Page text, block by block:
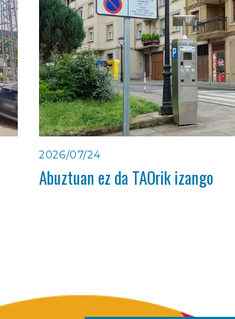
2026/07/24
Abuztuan ez da TAOrik izango